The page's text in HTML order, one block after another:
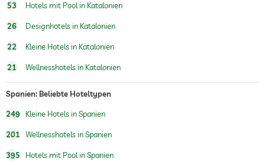
53 Hotels mit Pool in Katalonien
26 Designhotels in Katalonien
22 Kleine Hotels in Katalonien
21 Wellnesshotels in Katalonien
Spanien: Beliebte Hoteltypen
249 Kleine Hotels in Spanien
201 Wellnesshotels in Spanien
395 Hotels mit Pool in Spanien